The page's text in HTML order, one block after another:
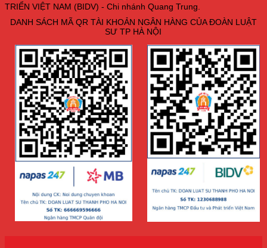
TRIỂN VIỆT NAM (BIDV) - Chi nhánh Quang Trung.
DANH SÁCH MÃ QR TÀI KHOẢN NGÂN HÀNG CỦA ĐOÀN LUẬT
SƯ TP HÀ NỘI